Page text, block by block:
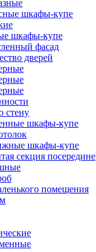
шкафы-купе
шкафы-купе
фасад
дверей
стену
шкафы-купе
шкафы-купе
секция посередине
помещения